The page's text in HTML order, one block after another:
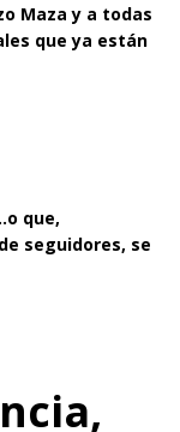
Maza y a todas
que ya están
que,
seguidores, se